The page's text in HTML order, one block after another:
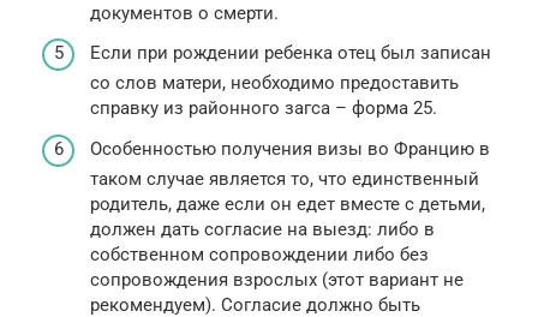
документов о смерти.
Если при рождении ребенка отец был записан
со слов матери, необходимо предоставить
справку из районного загса – форма 25.
Особенностью получения визы во Францию в
таком случае является то, что единственный
родитель, даже если он едет вместе с детьми,
должен дать согласие на выезд: либо в
собственном сопровождении либо без
сопровождения взрослых (этот вариант не
рекомендуем). Согласие должно быть